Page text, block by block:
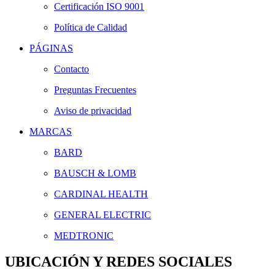
Certificación ISO 9001
Política de Calidad
PÁGINAS
Contacto
Preguntas Frecuentes
Aviso de privacidad
MARCAS
BARD
BAUSCH & LOMB
CARDINAL HEALTH
GENERAL ELECTRIC
MEDTRONIC
UBICACIÓN Y REDES SOCIALES